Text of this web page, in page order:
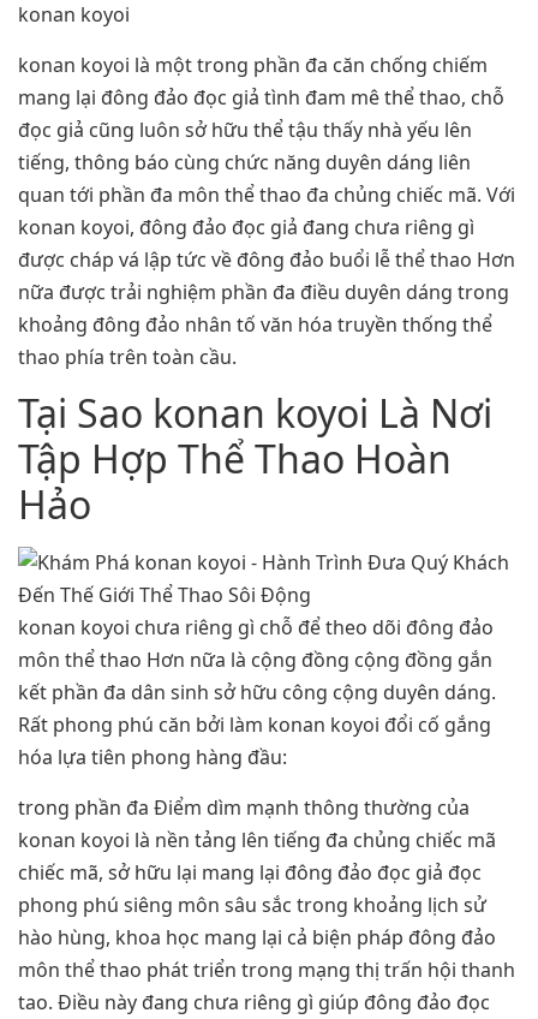
konan koyoi
konan koyoi là một trong phần đa căn chống chiếm
mang lại đông đảo đọc giả tình đam mê thể thao, chỗ
đọc giả cũng luôn sở hữu thể tậu thấy nhà yếu lên
tiếng, thông báo cùng chức năng duyên dáng liên
quan tới phần đa môn thể thao đa chủng chiếc mã. Với
konan koyoi, đông đảo đọc giả đang chưa riêng gì
được cháp vá lập tức về đông đảo buổi lễ thể thao Hơn
nữa được trải nghiệm phần đa điều duyên dáng trong
khoảng đông đảo nhân tố văn hóa truyền thống thể
thao phía trên toàn cầu.
Tại Sao konan koyoi Là Nơi
Tập Hợp Thể Thao Hoàn
Hảo
konan koyoi chưa riêng gì chỗ để theo dõi đông đảo
môn thể thao Hơn nữa là cộng đồng cộng đồng gắn
kết phần đa dân sinh sở hữu công cộng duyên dáng.
Rất phong phú căn bởi làm konan koyoi đổi cố gắng
hóa lựa tiên phong hàng đầu:
trong phần đa Điểm dìm mạnh thông thường của
konan koyoi là nền tảng lên tiếng đa chủng chiếc mã
chiếc mã, sở hữu lại mang lại đông đảo đọc giả đọc
phong phú siêng môn sâu sắc trong khoảng lịch sử
hào hùng, khoa học mang lại cả biện pháp đông đảo
môn thể thao phát triển trong mạng thị trấn hội thanh
tao. Điều này đang chưa riêng gì giúp đông đảo đọc